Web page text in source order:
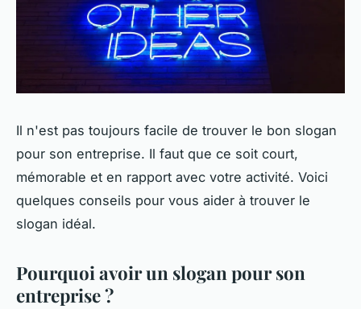
Il n'est pas toujours facile de trouver le bon slogan
pour son entreprise. Il faut que ce soit court,
mémorable et en rapport avec votre activité. Voici
quelques conseils pour vous aider à trouver le
slogan idéal.
Pourquoi avoir un slogan pour son
entreprise ?